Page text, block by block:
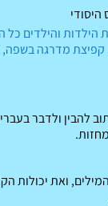
הילדותוהילדים כל
קפיצתמדרגה בשפה,
להבין ולדבר
ואת יכולות